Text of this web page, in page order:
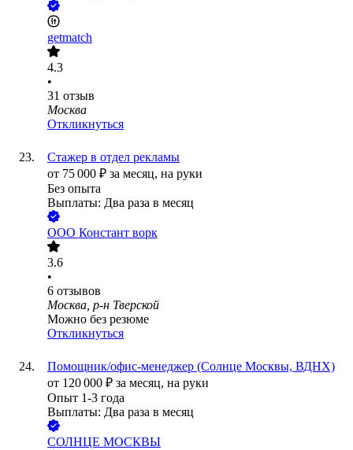
getmatch
4.3
•
31 отзыв
Москва
Откликнуться
Стажер в отдел рекламы
от 75 000 ₽ за месяц, на руки
Без опыта
Выплаты: Два раза в месяц
ООО Констант ворк
3.6
•
6 отзывов
Москва, р-н Тверской
Можно без резюме
Откликнуться
Помощник/офис-менеджер (Солнце Москвы, ВДНХ)
от 120 000 ₽ за месяц, на руки
Опыт 1-3 года
Выплаты: Два раза в месяц
СОЛНЦЕ МОСКВЫ